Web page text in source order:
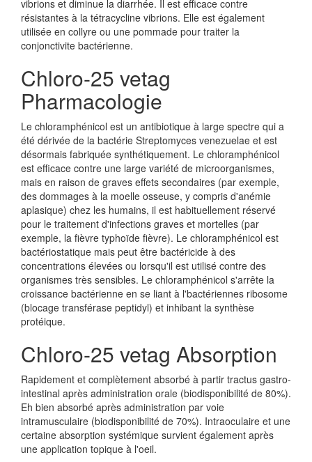
vibrions et diminue la diarrhée. Il est efficace contre
résistantes à la tétracycline vibrions. Elle est également
utilisée en collyre ou une pommade pour traiter la
conjonctivite bactérienne.
Chloro-25 vetag
Pharmacologie
Le chloramphénicol est un antibiotique à large spectre qui a
été dérivée de la bactérie Streptomyces venezuelae et est
désormais fabriquée synthétiquement. Le chloramphénicol
est efficace contre une large variété de microorganismes,
mais en raison de graves effets secondaires (par exemple,
des dommages à la moelle osseuse, y compris d'anémie
aplasique) chez les humains, il est habituellement réservé
pour le traitement d'infections graves et mortelles (par
exemple, la fièvre typhoïde fièvre). Le chloramphénicol est
bactériostatique mais peut être bactéricide à des
concentrations élevées ou lorsqu'il est utilisé contre des
organismes très sensibles. Le chloramphénicol s'arrête la
croissance bactérienne en se liant à l'bactériennes ribosome
(blocage transférase peptidyl) et inhibant la synthèse
protéique.
Chloro-25 vetag Absorption
Rapidement et complètement absorbé à partir tractus gastro-
intestinal après administration orale (biodisponibilité de 80%).
Eh bien absorbé après administration par voie
intramusculaire (biodisponibilité de 70%). Intraoculaire et une
certaine absorption systémique survient également après
une application topique à l'oeil.